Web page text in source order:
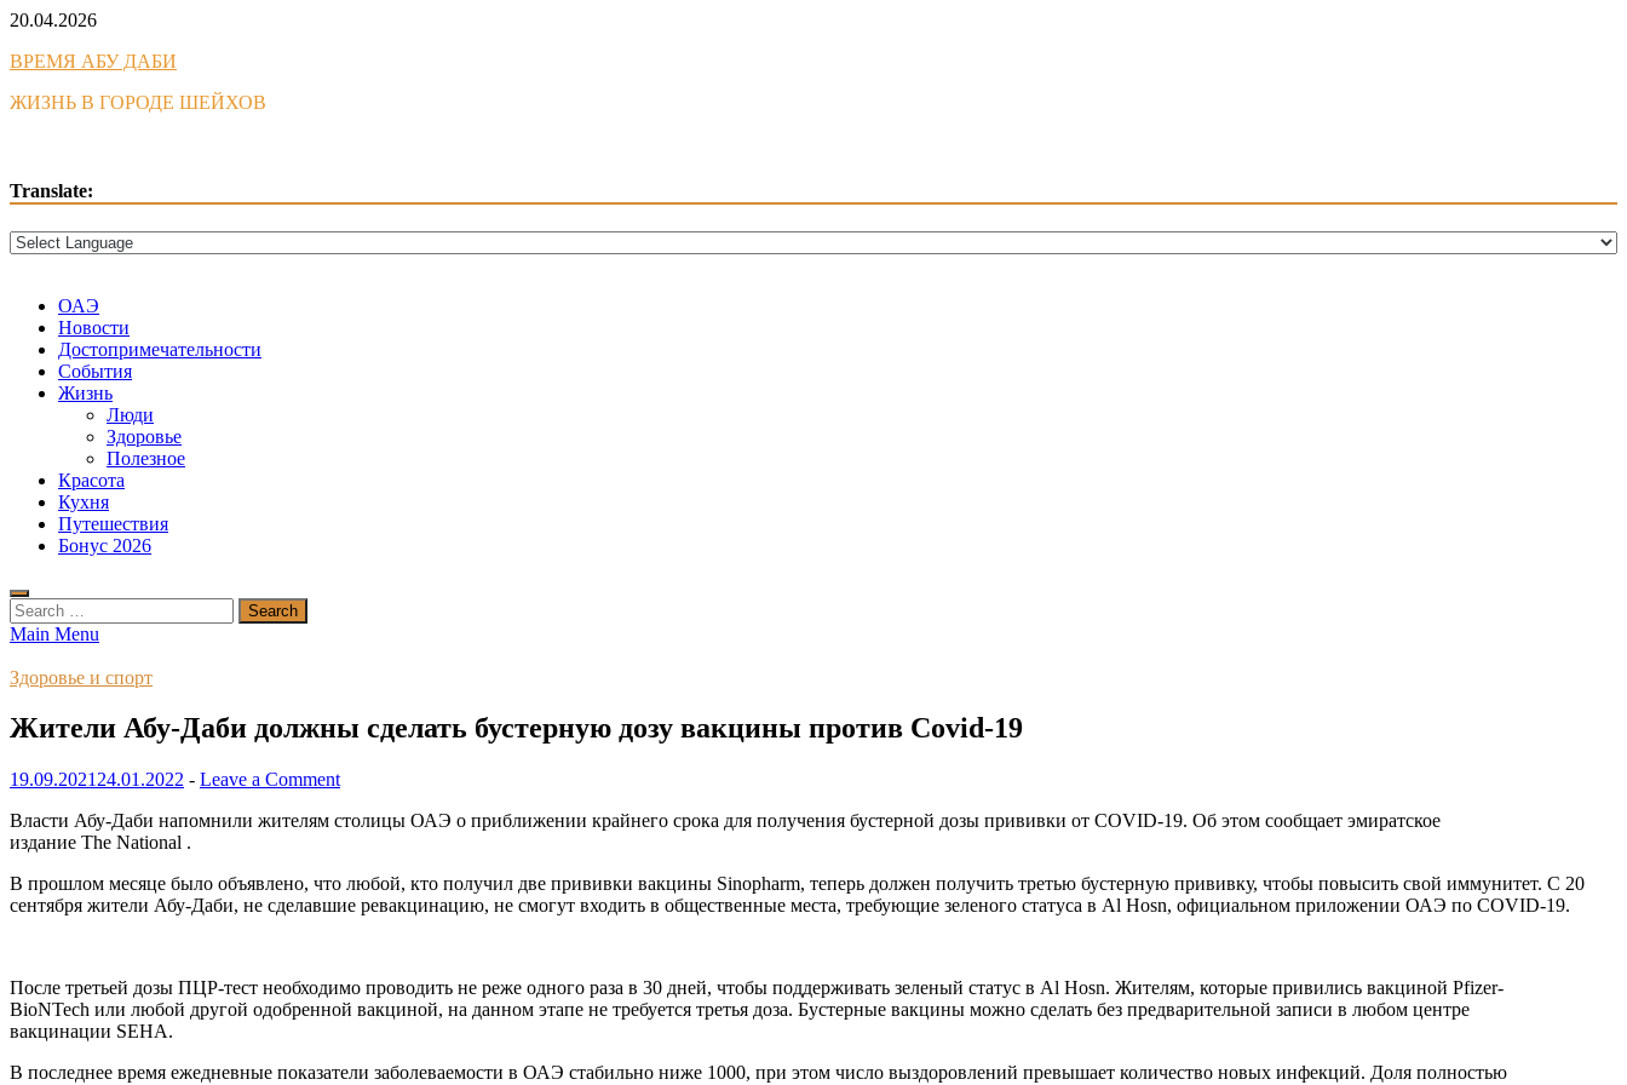
Skip
content
20.04.2026
ВРЕМЯ АБУ ДАБИ
ЖИЗНЬ В ГОРОДЕ ШЕЙХОВ
Translate:
ОАЭ
Новости
Достопримечательности
События
Жизнь
Люди
Здоровье
Полезное
Красота
Кухня
Путешествия
Бонус 2026
Search
for:
Main Menu
Здоровье и спорт
Жители Абу-Даби должны сделать бустерную дозу вакцины против Covid-19
19.09.2021 24.01.2022 - Leave a Comment
Власти Абу-Даби напомнили жителям столицы ОАЭ о приближении крайнего срока для получения бустерной дозы прививки от COVID-19. Об этом сообщает эмиратское
издание The National .
В прошлом месяце было объявлено, что любой, кто получил две прививки вакцины Sinopharm, теперь должен получить третью бустерную прививку, чтобы повысить свой иммунитет. С 20
сентября жители Абу-Даби, не сделавшие ревакцинацию, не смогут входить в общественные места, требующие зеленого статуса в Al Hosn, официальном приложении ОАЭ по COVID-19.
После третьей дозы ПЦР-тест необходимо проводить не реже одного раза в 30 дней, чтобы поддерживать зеленый статус в Al Hosn. Жителям, которые привились вакциной Pfizer-
BioNTech или любой другой одобренной вакциной, на данном этапе не требуется третья доза. Бустерные вакцины можно сделать без предварительной записи в любом центре
вакцинации SEHA.
В последнее время ежедневные показатели заболеваемости в ОАЭ стабильно ниже 1000, при этом число выздоровлений превышает количество новых инфекций. Доля полностью